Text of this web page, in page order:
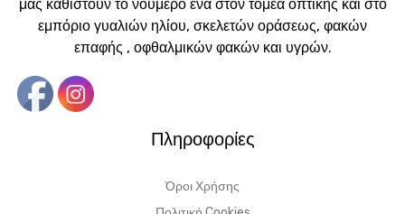
μας καθιστούν το νούμερο ένα στον τομέα οπτικής και στο
εμπόριο γυαλιών ηλίου, σκελετών οράσεως, φακών
επαφής , οφθαλμικών φακών και υγρών.
Πληροφορίες
Όροι Χρήσης